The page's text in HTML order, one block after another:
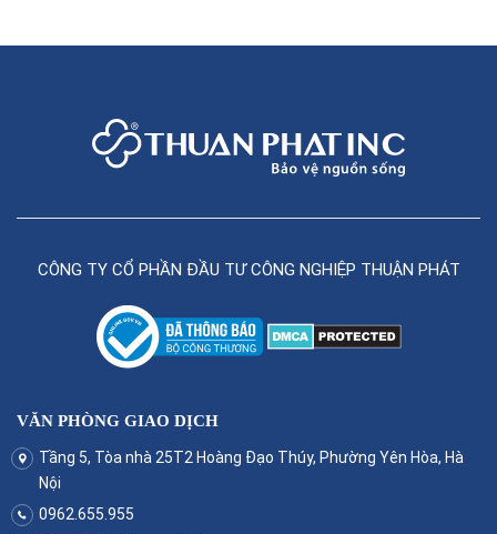
CÔNG TY CỔ PHẦN ĐẦU TƯ CÔNG NGHIỆP THUẬN PHÁT
VĂN PHÒNG GIAO DỊCH
Tầng 5, Tòa nhà 25T2 Hoàng Đạo Thúy, Phường Yên Hòa, Hà
Nội
0962.655.955